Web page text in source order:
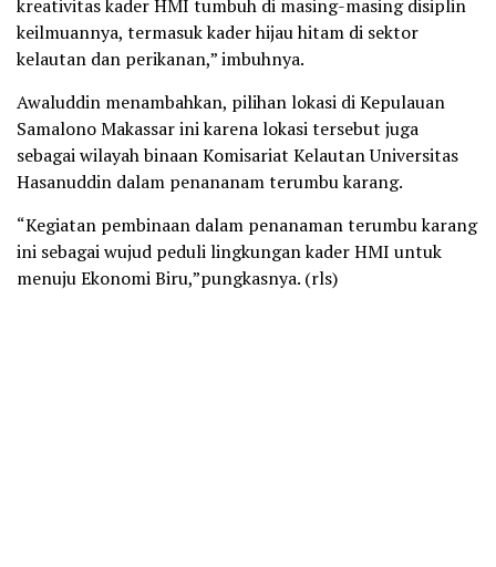
kreativitas kader HMI tumbuh di masing-masing disiplin
keilmuannya, termasuk kader hijau hitam di sektor
kelautan dan perikanan,” imbuhnya.
Awaluddin menambahkan, pilihan lokasi di Kepulauan
Samalono Makassar ini karena lokasi tersebut juga
sebagai wilayah binaan Komisariat Kelautan Universitas
Hasanuddin dalam penananam terumbu karang.
“Kegiatan pembinaan dalam penanaman terumbu karang
ini sebagai wujud peduli lingkungan kader HMI untuk
menuju Ekonomi Biru,”pungkasnya. (rls)